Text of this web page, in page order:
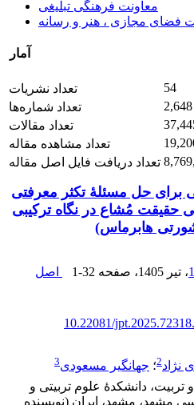
معاونت فرهنگی تبلیغی
فضای مجازی ، هنر و رسانه
آمار
تعداد نشریات
54
تعداد شماره‌ها
2,648
تعداد مقالات
تعداد مشاهده مقاله
تعداد دریافت فایل اصل مقاله
برای حل مسئلۀ تکثر معرفتی
حقیقت مُشاع در نگاه ترکیبی
هابرماس)‏
، تیر 1405 ، صفحه 1-32
اصل
10.22081/
نژاد2؛ جهانگیر مسعودی3
و تربیت، دانشکدۀ علوم تربیتی و
مشهد، مشهد، ایران (نویسنده